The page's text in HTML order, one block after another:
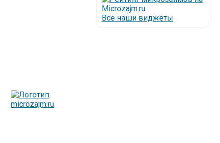
Все наши виджеты